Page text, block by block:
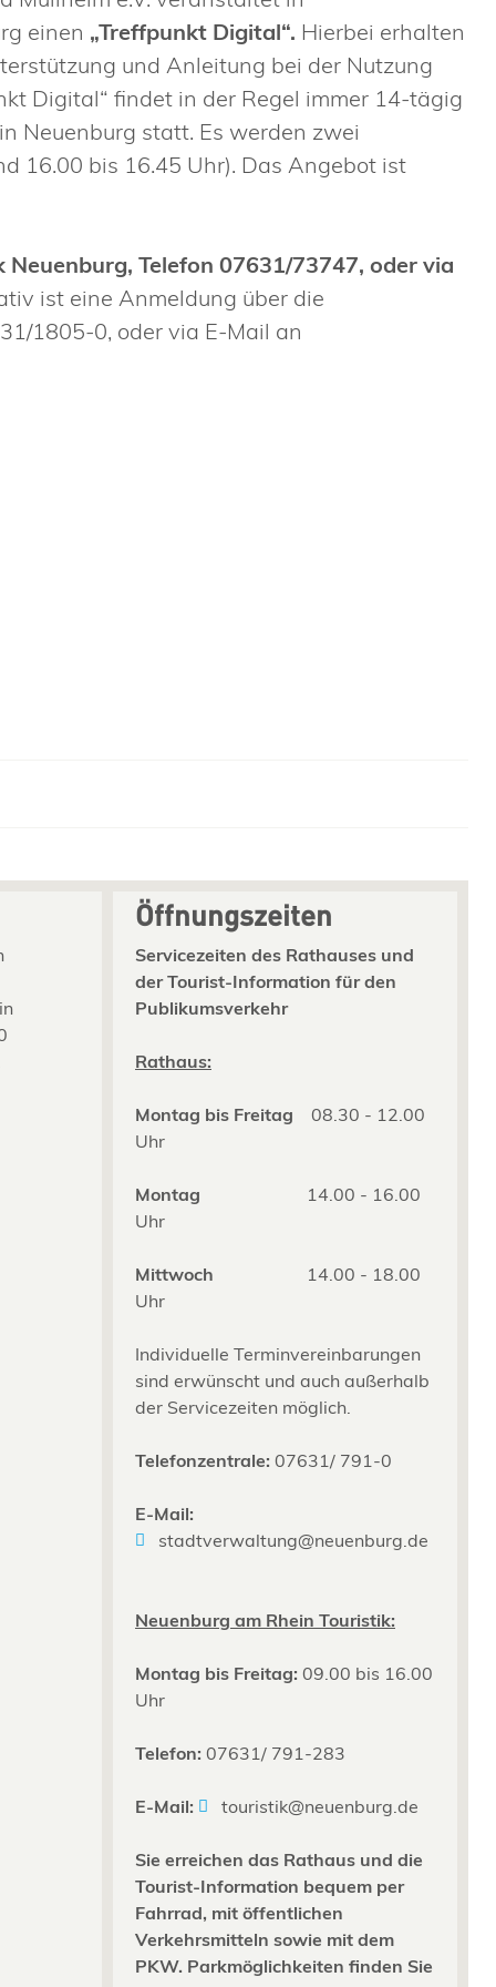
einen „Treffpunkt Digital“. Hierbei erhalten
und Anleitung bei der Nutzung
Digital“ findet in der Regel immer 14-tägig
Neuenburg statt. Es werden zwei
16.00 bis 16.45 Uhr). Das Angebot ist
Telefon 07631/73747, oder via
ist eine Anmeldung über die
1805-0, oder via E-Mail an
Öffnungszeiten
Servicezeiten des Rathauses und
der Tourist-Information für den
Publikumsverkehr
Rathaus:
Montag bis Freitag 08.30 - 12.00
Uhr
Montag
14.00 - 16.00
Uhr
Mittwoch
14.00 - 18.00
Uhr
Individuelle Terminvereinbarungen
sind erwünscht und auch außerhalb
der Servicezeiten möglich.
Telefonzentrale: 07631/ 791-0
E-Mail:
stadtverwaltung@neuenburg.de
Neuenburg am Rhein Touristik:
Montag bis Freitag: 09.00 bis 16.00
Uhr
Telefon: 07631/ 791-283
E-Mail: touristik@neuenburg.de
Sie erreichen das Rathaus und die
Tourist-Information bequem per
Fahrrad, mit öffentlichen
Verkehrsmitteln sowie mit dem
PKW. Parkmöglichkeiten finden Sie